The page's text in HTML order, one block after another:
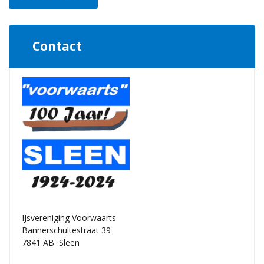
Contact
IJsvereniging Voorwaarts
Bannerschultestraat 39
7841 AB Sleen